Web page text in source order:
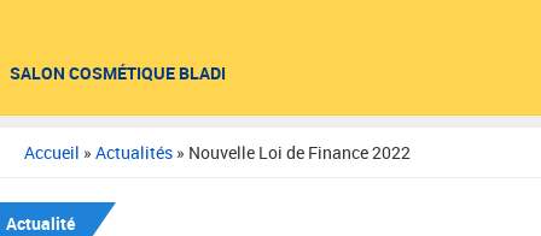
SALON COSMÉTIQUE BLADI
Accueil » Actualités » Nouvelle Loi de Finance 2022
Actualité